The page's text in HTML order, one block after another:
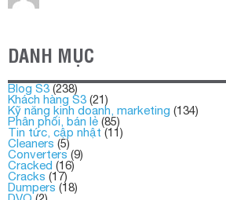
DANH MỤC
Blog S3 (238)
Khách hàng S3 (21)
Kỹ năng kinh doanh, marketing (134)
Phân phối, bán lẻ (85)
Tin tức, cập nhật(11)
Cleaners (5)
Converters (9)
Cracked (16)
Cracks (17)
Dumpers (18)